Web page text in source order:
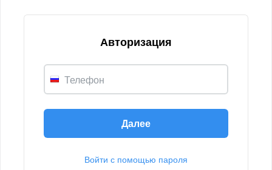
Авторизация
Телефон
Далее
Войти с помощью пароля